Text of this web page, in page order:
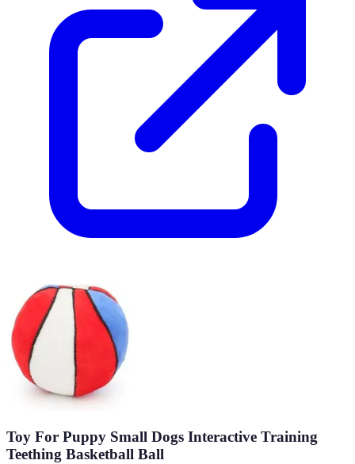
Toy For Puppy Small Dogs Interactive Training
Teething Basketball Ball